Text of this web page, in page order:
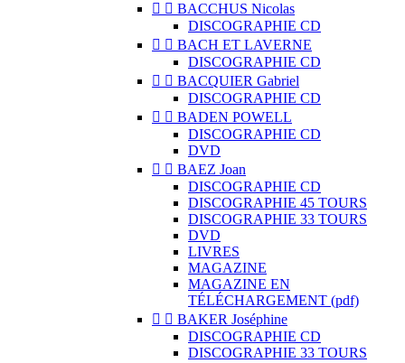
  BACCHUS Nicolas
DISCOGRAPHIE CD
  BACH ET LAVERNE
DISCOGRAPHIE CD
  BACQUIER Gabriel
DISCOGRAPHIE CD
  BADEN POWELL
DISCOGRAPHIE CD
DVD
  BAEZ Joan
DISCOGRAPHIE CD
DISCOGRAPHIE 45 TOURS
DISCOGRAPHIE 33 TOURS
DVD
LIVRES
MAGAZINE
MAGAZINE EN
TÉLÉCHARGEMENT (pdf)
  BAKER Joséphine
DISCOGRAPHIE CD
DISCOGRAPHIE 33 TOURS